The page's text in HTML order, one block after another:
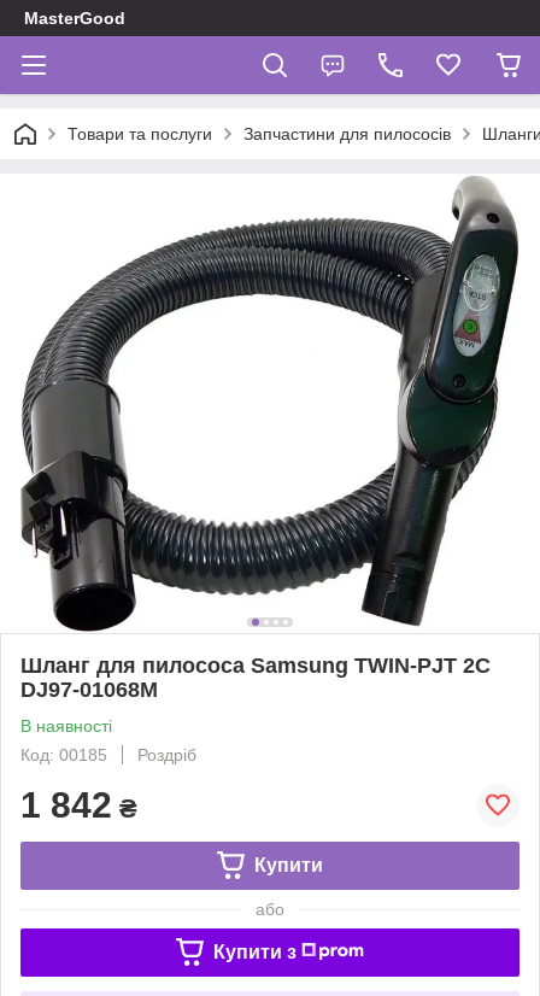
MasterGood
Товари та послуги Запчастини для пилососів
Шланг для пилососа Samsung TWIN-PJT 2С
DJ97-01068M
В наявності
Код: 00185
Роздріб
1 842 ₴
Купити
або
Купити з